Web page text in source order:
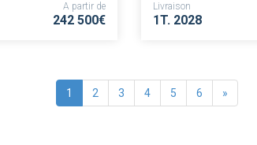
A partir de
242 500€
Livraison
1T. 2028
1 2 3 4 5 6 »